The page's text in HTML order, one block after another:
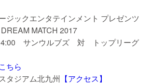
ジックエンタテインメント プレゼンツ
MATCH 2017
サンウルブズ 対 トップリーグ
ちら
タジアム北九州 【アクセス】